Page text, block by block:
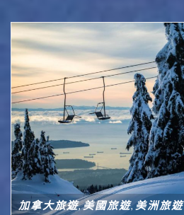
加拿大旅遊,美國旅遊,美洲旅遊